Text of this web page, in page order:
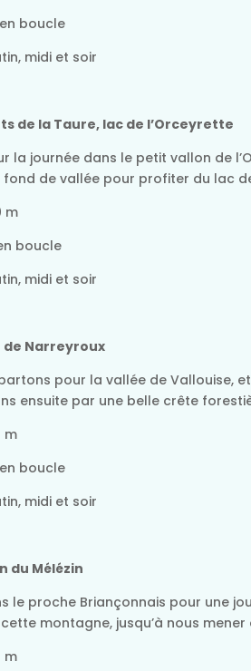
boucle
midi et soir
de la Taure, lac de l’Orceyrette
la journée dans le petit vallon de
de vallée pour profiter du lac
m
boucle
midi et soir
de Narreyroux
pour la vallée de Vallouise,
ensuite par une belle crête
m
boucle
midi et soir
du Mélézin
le proche Briançonnais pour une
montagne, jusqu’à nous
m